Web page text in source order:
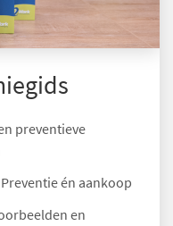
preventieve
én aankoop
en